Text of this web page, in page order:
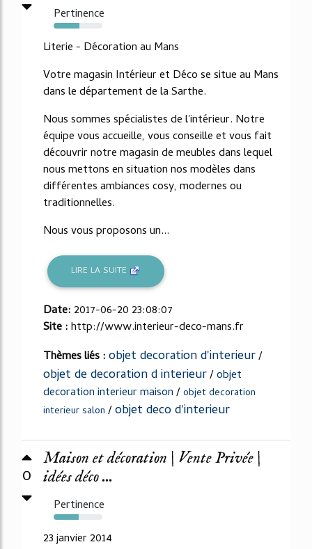
Pertinence
53%
Literie - Décoration au Mans
Votre magasin Intérieur et Déco se situe au Mans
dans le département de la Sarthe.
Nous sommes spécialistes de l'intérieur. Notre
équipe vous accueille, vous conseille et vous fait
découvrir notre magasin de meubles dans lequel
nous mettons en situation nos modèles dans
différentes ambiances cosy, modernes ou
traditionnelles.
Nous vous proposons un...
LIRE LA SUITE
Date: 2017-06-20 23:08:07
Site :http://www.interieur-deco-mans.fr
Thèmes liés :objet decoration d'interieur/
objet de decoration d interieur/objet
decoration interieur maison/objet decoration
interieur salon /objet deco d'interieur
0
Maison et décoration | Vente Privée |
idées déco ...
Pertinence
52%
23 janvier 2014